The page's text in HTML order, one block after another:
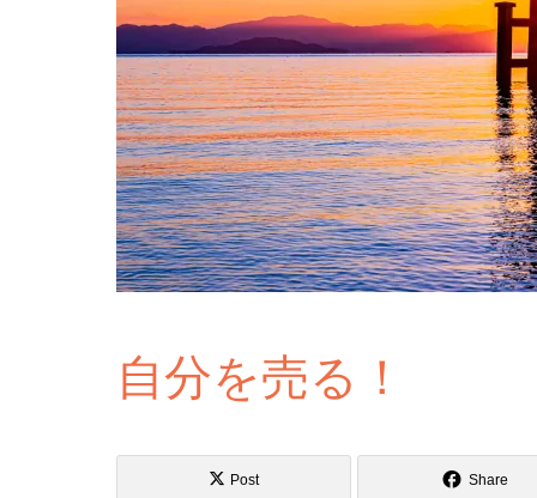
自分を売る！
Post Share